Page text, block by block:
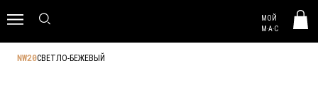
МОЙ
M·A·C
NW20СВЕТЛО-БЕЖЕВЫЙ